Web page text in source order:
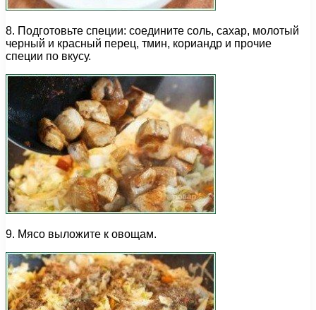
8. Подготовьте специи: соедините соль, сахар, молотый
черный и красный перец, тмин, кориандр и прочие
специи по вкусу.
9. Мясо выложите к овощам.